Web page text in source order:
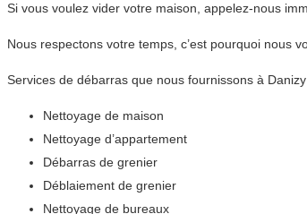
Si vous voulez vider votre maison, appelez-nous
Nous respectons votre temps, c’est pourquoi nous
Services de débarras que nous fournissons à
Nettoyage de maison
Nettoyage d’appartement
Débarras de grenier
Déblaiement de grenier
Nettoyage de bureaux